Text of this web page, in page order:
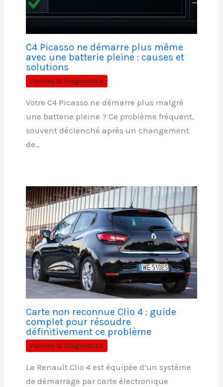
C4 Picasso ne démarre plus même
avec une batterie pleine : causes et
solutions
Pannes & Diagnostics
Votre C4 Picasso ne démarre plus malgré
une batterie pleine ? Ce problème fréquent,
souvent déclenché après un changement
de…
Carte non reconnue Clio 4 : guide
complet pour résoudre
définitivement ce problème
Pannes & Diagnostics
La Renault Clio 4 est équipée d’un système
de démarrage par carte électronique